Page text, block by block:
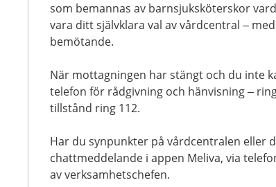
som bemannas av barnsjuksköterskor
vara ditt självklara val av vårdcentral –
bemötande.
När mottagningen har stängt och du inte
telefon för rådgivning och hänvisning –
tillstånd ring 112.
Har du synpunkter på vårdcentralen eller
chattmeddelande i appen Meliva, via
av verksamhetschefen.